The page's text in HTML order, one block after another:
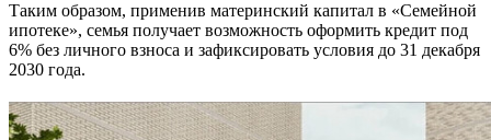
Таким образом, применив материнский капитал в «Семейной
ипотеке», семья получает возможность оформить кредит под
6% без личного взноса и зафиксировать условия до 31 декабря
2030 года.